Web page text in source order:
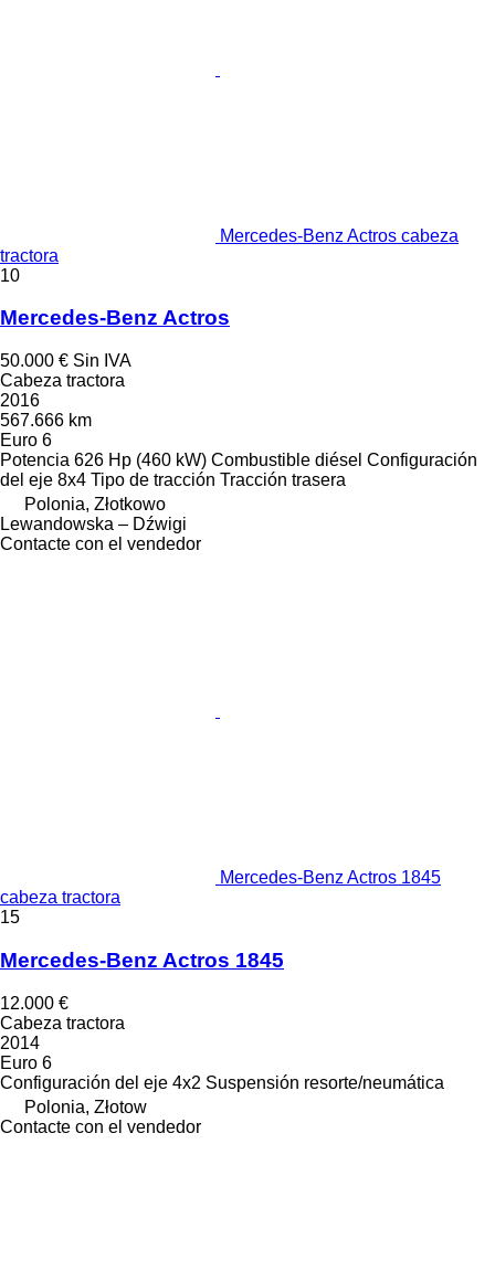
Mercedes-Benz Actros cabeza
tractora
10
Mercedes-Benz Actros
50.000 € Sin IVA
Cabeza tractora
2016
567.666 km
Euro 6
Potencia 626 Hp (460 kW) Combustible diésel Configuración
del eje 8x4 Tipo de tracción Tracción trasera
Polonia, Złotkowo
Lewandowska – Dźwigi
Contacte con el vendedor
Mercedes-Benz Actros 1845
cabeza tractora
15
Mercedes-Benz Actros 1845
12.000 €
Cabeza tractora
2014
Euro 6
Configuración del eje 4x2 Suspensión resorte/neumática
Polonia, Złotow
Contacte con el vendedor